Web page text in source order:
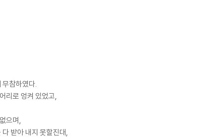
무참하였다.
리로 엉켜 있었고,
으며,
받아 내지 못할진대,